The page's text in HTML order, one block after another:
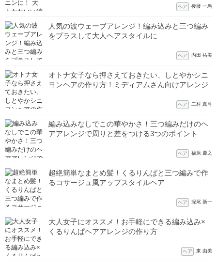
ヘア 後藤 一馬
人気の波ウェーブアレンジ！編み込みと三つ編み
をプラスして大人ヘアスタイルに
ヘア 内田 祐美
オトナ女子なら押さえておきたい、しとやかシニ
ヨンヘアの作り方！ミディアムさん向けアレンジ
ヘア 二村 真弓
編み込みなしでこの華やかさ！三つ編みだけのヘ
アアレンジで周りと差をつける3つのポイント
ヘア 福原 慶之
超絶簡単なまとめ髪！くるりんぱと三つ編みで作
るコサージュ風アップスタイルヘア
ヘア 深尾 新一
大人女子にオススメ！お手軽にできる編み込み×
くるりんぱヘアアレンジの作り方
ヘア 東 由美